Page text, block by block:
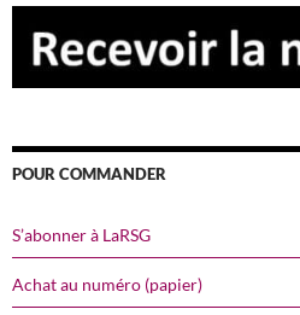
POUR COMMANDER
S’abonner à LaRSG
Achat au numéro (papier)